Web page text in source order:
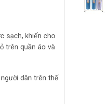
sạch, khiến cho
trên quần áo và
dân trên thế